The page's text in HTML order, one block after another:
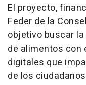
El proyecto,
Feder de la
objetivo buscar
de alimentos con
digitales que
de los